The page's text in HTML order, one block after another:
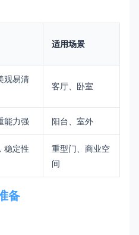
适用场景
观易清
客厅、卧室
能力强 阳台、室外
稳定性
重型门、商业空
间
备